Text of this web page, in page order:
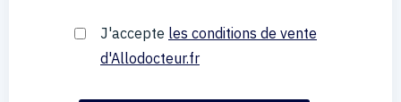
J'accepte les conditions de vente
d'Allodocteur.fr